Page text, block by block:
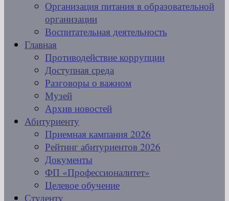
Организация питания в образовательной
организации
Воспитательная деятельность
Главная
Противодействие коррупции
Доступная среда
Разговоры о важном
Музей
Архив новостей
Абитуриенту
Приемная кампания 2026
Рейтинг абитуриентов 2026
Документы
ФП «Профессионалитет»
Целевое обучение
Студенту